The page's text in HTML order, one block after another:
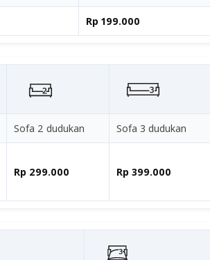
Rp 199.000
Sofa 2 dudukan Sofa 3 dudukan
Rp 299.000 Rp 399.000